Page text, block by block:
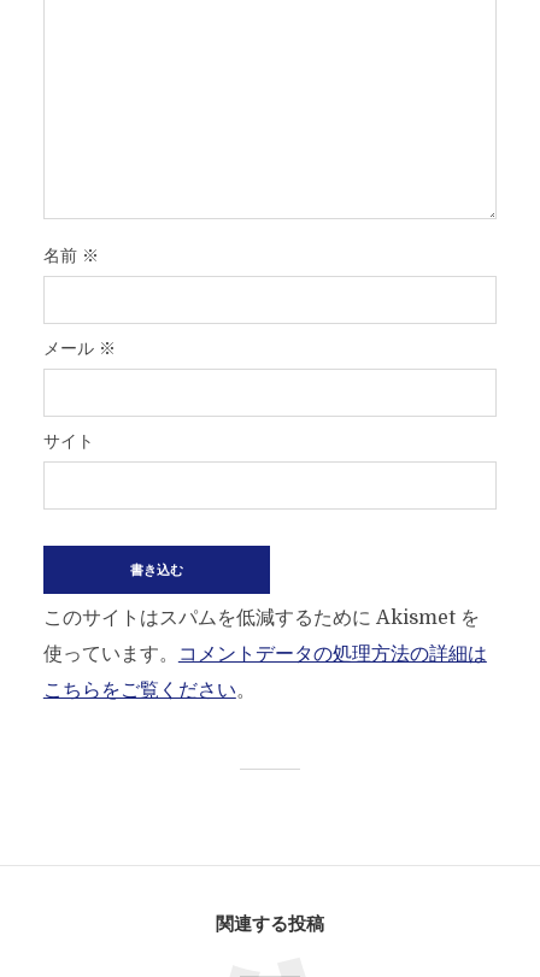
名前 ※
メール ※
サイト
このサイトはスパムを低減するために Akismet を
使っています。
コメントデータの処理方法の詳細は
こちらをご覧ください。
関連する投稿